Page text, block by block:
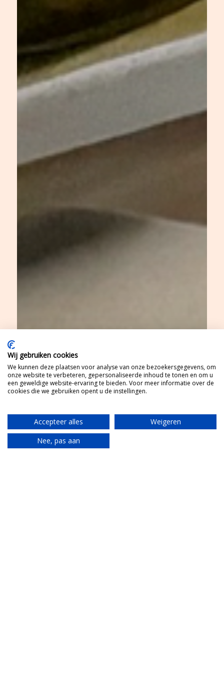
Wij gebruiken cookies
We kunnen deze plaatsen voor analyse van onze bezoekersgegevens, om
onze website te verbeteren, gepersonaliseerde inhoud te tonen en om u
een geweldige website-ervaring te bieden. Voor meer informatie over de
cookies die we gebruiken opent u de instellingen.
Accepteer alles
Weigeren
Nee, pas aan